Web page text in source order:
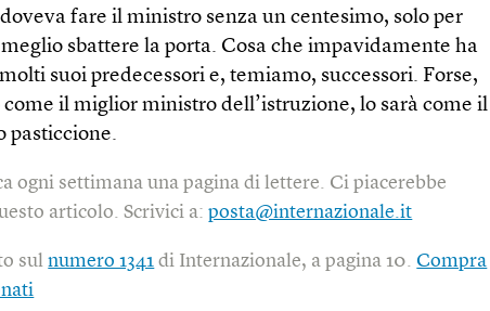
fare il ministro senza un centesimo, solo per
sbattere la porta. Cosa che impavidamente ha
suoi predecessori e, temiamo, successori. Forse,
come il miglior ministro dell’istruzione, lo sarà come il
pasticcione.
ogni settimana una pagina di lettere. Ci piacerebbe
articolo. Scrivici a:posta@internazionale.it
sulnumero 1341 di Internazionale, a pagina 10.Compra